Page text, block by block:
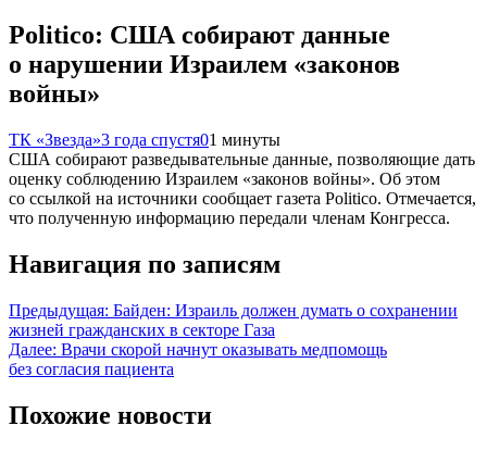
Politico: США собирают данные
о нарушении Израилем «законов
войны»
ТК «Звезда»3 года спустя01 минуты
США собирают разведывательные данные, позволяющие дать
оценку соблюдению Израилем «законов войны». Об этом
со ссылкой на источники сообщает газета Politico. Отмечается,
что полученную информацию передали членам Конгресса.
Навигация по записям
Предыдущая: Байден: Израиль должен думать о сохранении
жизней гражданских в секторе Газа
Далее: Врачи скорой начнут оказывать медпомощь
без согласия пациента
Похожие новости